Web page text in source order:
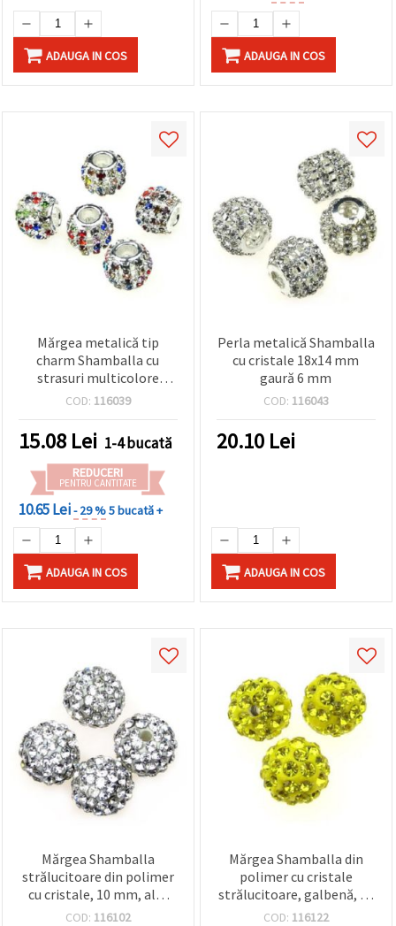
ADAUGA IN COS ADAUGA IN COS
Mărgea metalică tip
charm Shamballa cu
strasuri multicolore
strălucitoare, culoare
5 mm, Mix
COD: 116039
15.08 Lei 1-4 bucată
REDUCERI
PENTRU CANTITATE
10.65 Lei- 29 %5 bucată +
ADAUGA IN COS
Perla metalică Shamballa
cu cristale 18x14 mm
gaură 6 mm
COD: 116043
20.10 Lei
ADAUGA IN COS
Mărgea Shamballa
strălucitoare din polimer
cu cristale, 10 mm, alb,
orificiu 1,5 mm
COD: 116102
Mărgea Shamballa din
polimer cu cristale
strălucitoare, galbenă, 10
mm, gaură 1,5 mm –
COD: 116122